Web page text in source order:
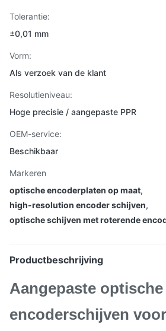
Tolerantie:
±0,01 mm
Vorm:
Als verzoek van de klant
Resolutieniveau:
Hoge precisie / aangepaste PPR
OEM-service:
Beschikbaar
Markeren
optische encoderplaten op maat,
high-resolution encoder schijven,
optische schijven met roterende
Productbeschrijving
Aangepaste optische
encoderschijven